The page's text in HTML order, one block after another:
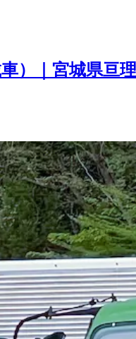
）｜宮城県亘
迎日勤のみ夏季休暇 週